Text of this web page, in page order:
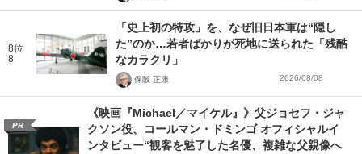
8位
8
「史上初の特攻」を、なぜ旧日本軍は“隠し
た”のか…若者ばかりが死地に送られた「残酷
なカラクリ」
保阪 正康 2026/08/08
PR
《映画『Michael／マイケル』》父ジョセフ・ジャ
クソン役、コールマン・ドミンゴ オフィシャルイ
ンタビュー“観客を魅了した名優、複雑な父親像へ